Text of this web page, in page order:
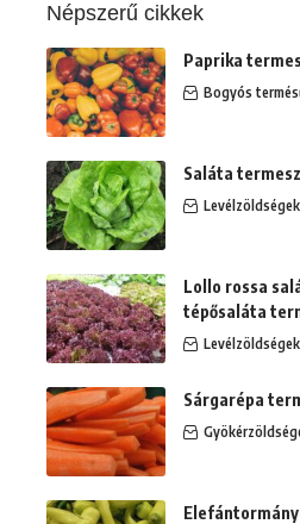
Népszerű cikkek
Paprika
Bogyós
Saláta
Levélzöldségek
Lollo rossa
tépősaláta
Levélzöldségek
Sárgarépa